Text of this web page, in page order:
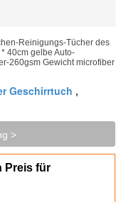
Reinigungs-Tücher des
40cm gelbe Auto-
260gsm Gewicht microfiber
Geschirrtuch ,
>
Preis für